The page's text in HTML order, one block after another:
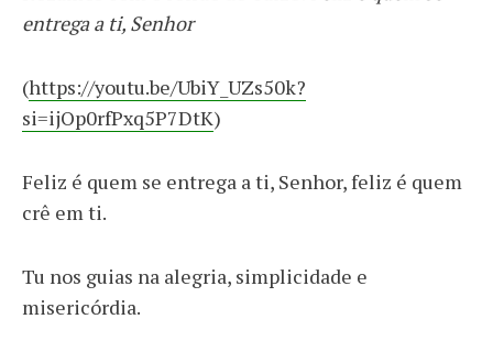
entrega a ti, Senhor
(https://youtu.be/UbiY_UZs50k?
si=ijOp0rfPxq5P7DtK)
Feliz é quem se entrega a ti, Senhor, feliz é quem
crê em ti.
Tu nos guias na alegria, simplicidade e
misericórdia.